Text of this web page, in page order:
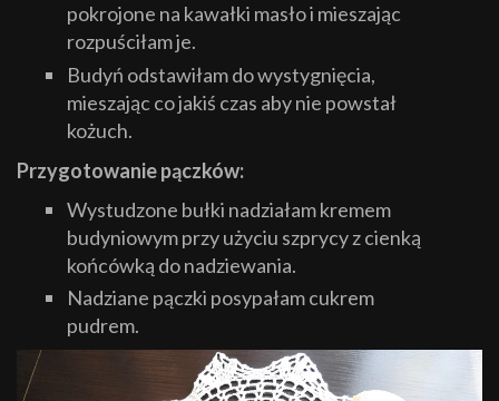
pokrojone na kawałki masło i mieszając
rozpuściłam je.
Budyń odstawiłam do wystygnięcia,
mieszając co jakiś czas aby nie powstał
kożuch.
Przygotowanie pączków:
Wystudzone bułki nadziałam kremem
budyniowym przy użyciu szprycy z cienką
końcówką do nadziewania.
Nadziane pączki posypałam cukrem
pudrem.